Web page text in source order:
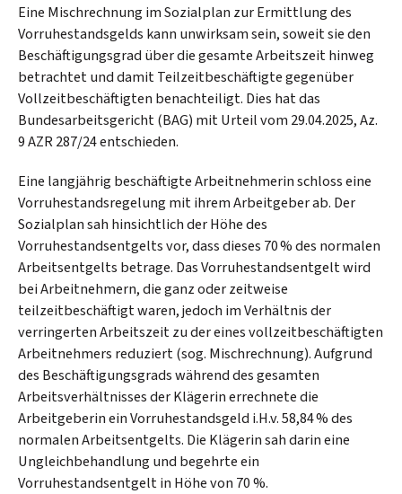
Eine Mischrechnung im Sozialplan zur Ermittlung des
Vorruhestandsgelds kann unwirksam sein, soweit sie den
Beschäftigungsgrad über die gesamte Arbeitszeit hinweg
betrachtet und damit Teilzeitbeschäftigte gegenüber
Vollzeitbeschäftigten benachteiligt. Dies hat das
Bundesarbeitsgericht (BAG) mit Urteil vom 29.04.2025, Az.
9 AZR 287/24 entschieden.
Eine langjährig beschäftigte Arbeitnehmerin schloss eine
Vorruhestandsregelung mit ihrem Arbeitgeber ab. Der
Sozialplan sah hinsichtlich der Höhe des
Vorruhestandsentgelts vor, dass dieses 70 % des normalen
Arbeitsentgelts betrage. Das Vorruhestandsentgelt wird
bei Arbeitnehmern, die ganz oder zeitweise
teilzeitbeschäftigt waren, jedoch im Verhältnis der
verringerten Arbeitszeit zu der eines vollzeitbeschäftigten
Arbeitnehmers reduziert (sog. Mischrechnung). Aufgrund
des Beschäftigungsgrads während des gesamten
Arbeitsverhältnisses der Klägerin errechnete die
Arbeitgeberin ein Vorruhestandsgeld i.H.v. 58,84 % des
normalen Arbeitsentgelts. Die Klägerin sah darin eine
Ungleichbehandlung und begehrte ein
Vorruhestandsentgelt in Höhe von 70 %.